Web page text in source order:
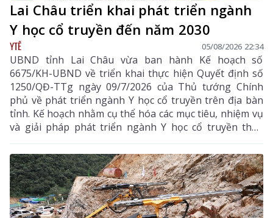
Lai Châu triển khai phát triển ngành
Y học cổ truyền đến năm 2030
YTẾ 05/08/2026 22:34
UBND tỉnh Lai Châu vừa ban hành Kế hoạch số
6675/KH-UBND về triển khai thực hiện Quyết định số
1250/QĐ-TTg ngày 09/7/2026 của Thủ tướng Chính
phủ về phát triển ngành Y học cổ truyền trên địa bàn
tỉnh. Kế hoạch nhằm cụ thể hóa các mục tiêu, nhiệm vụ
và giải pháp phát triển ngành Y học cổ truyền theo
hướng hiện đại, hiệu quả, bền vững; đẩy mạnh kết
hợp y học cổ truyền với y học hiện đại, phát huy tiềm
năng dược liệu của địa phương, góp phần nâng cao
chất lượng chăm sóc, bảo vệ sức khỏe nhân dân và
thúc đẩy phát triển kinh tế - xã hội.